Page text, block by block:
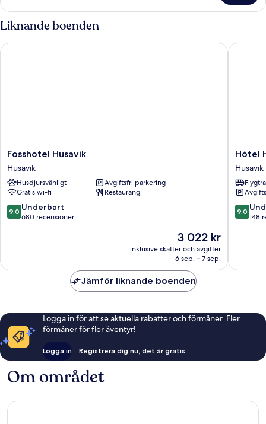
Liknande boenden
Fosshotel
Husavik
Husavik
Fosshotel Husavik
Husavik
Husdjursvänligt
Avgiftsfri parkering
Gratis wi-fi
Restaurang
9.0
av
9,0 Underbart
680 recensioner
Priset
3 022 kr
3 022 kr
inklusive skatter och avgifter
6 sep. – 7 sep.
Fosshotel Husavik
Hótel
Húsavík
Husavik
Hótel
Husavik
9.0
av
9,0
148
Hótel
Jämför liknande boenden
Logga in för att se aktuella rabatter och förmåner. Fler
förmåner för fler äventyr!
Logga in Registrera dig nu, det är gratis
Om området